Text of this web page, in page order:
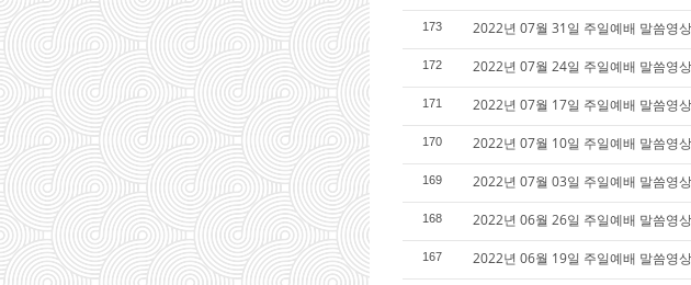
173 2022년 07월 31일 주일예배 말씀영상
172 2022년 07월 24일 주일예배 말씀영상
171 2022년 07월 17일 주일예배 말씀영상
170 2022년 07월 10일 주일예배 말씀영상
169 2022년 07월 03일 주일예배 말씀영
168 2022년 06월 26일 주일예배 말씀영상
167 2022년 06월 19일 주일예배 말씀영상